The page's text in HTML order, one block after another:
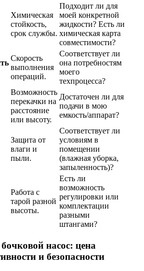
Химическая
стойкость,
срок службы.
Подходит ли для
моей конкретной
жидкости? Есть ли
химическая карта
совместимости?
Скорость
выполнения
операций.
Соответствует ли
она потребностям
моего
техпроцесса?
Возможность
перекачки на
расстояние
или высоту.
Достаточен ли для
подачи в мою
емкость/аппарат?
Защита от
влаги и
пыли.
Соответствует ли
условиям в
помещении
(влажная уборка,
запыленность)?
Работа с
тарой разной
высоты.
Есть ли
возможность
регулировки или
комплектации
разными
штангами?
насос: цена
и безопасности